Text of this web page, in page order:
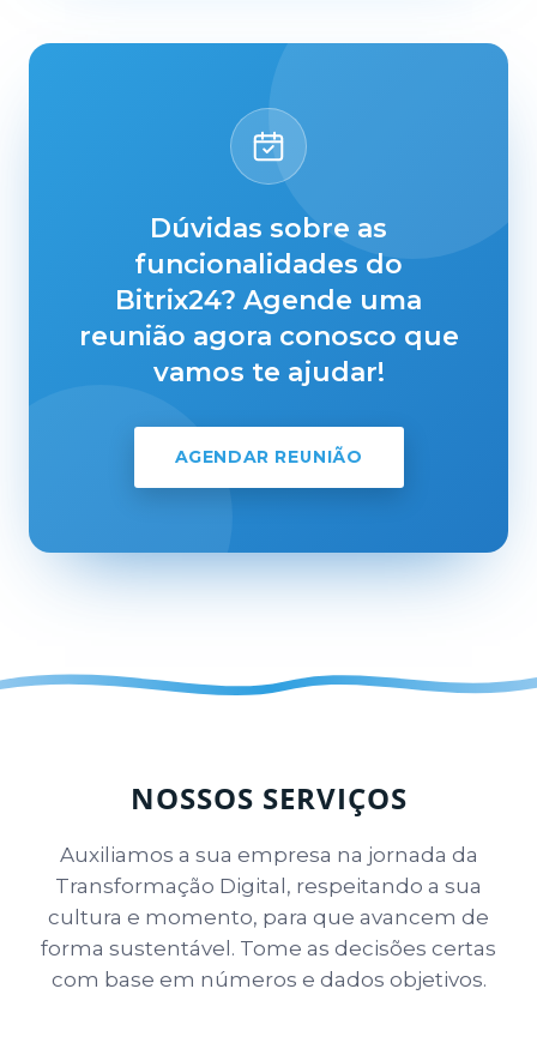
Dúvidas sobre as
funcionalidades do
Bitrix24? Agende uma
reunião agora conosco que
vamos te ajudar!
AGENDAR REUNIÃO
NOSSOS SERVIÇOS
Auxiliamos a sua empresa na jornada da
Transformação Digital, respeitando a sua
cultura e momento, para que avancem de
forma sustentável. Tome as decisões certas
com base em números e dados objetivos.